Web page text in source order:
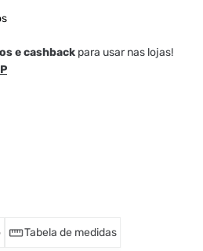
e cashback para usar nas lojas!
Tabela de medidas